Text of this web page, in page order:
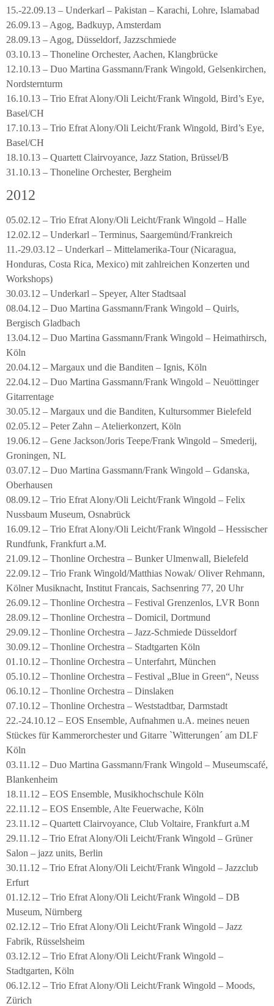
15.-22.09.13 – Underkarl – Pakistan – Karachi, Lohre, Islamabad
26.09.13 – Agog, Badkuyp, Amsterdam
28.09.13 – Agog, Düsseldorf, Jazzschmiede
03.10.13 – Thoneline Orchester, Aachen, Klangbrücke
12.10.13 – Duo Martina Gassmann/Frank Wingold, Gelsenkirchen,
Nordsternturm
16.10.13 – Trio Efrat Alony/Oli Leicht/Frank Wingold, Bird’s Eye,
Basel/CH
17.10.13 – Trio Efrat Alony/Oli Leicht/Frank Wingold, Bird’s Eye,
Basel/CH
18.10.13 – Quartett Clairvoyance, Jazz Station, Brüssel/B
31.10.13 – Thoneline Orchester, Bergheim
2012
05.02.12 – Trio Efrat Alony/Oli Leicht/Frank Wingold – Halle
12.02.12 – Underkarl – Terminus, Saargemünd/Frankreich
11.-29.03.12 – Underkarl – Mittelamerika-Tour (Nicaragua,
Honduras, Costa Rica, Mexico) mit zahlreichen Konzerten und
Workshops)
30.03.12 – Underkarl – Speyer, Alter Stadtsaal
08.04.12 – Duo Martina Gassmann/Frank Wingold – Quirls,
Bergisch Gladbach
13.04.12 – Duo Martina Gassmann/Frank Wingold – Heimathirsch,
Köln
20.04.12 – Margaux und die Banditen – Ignis, Köln
22.04.12 – Duo Martina Gassmann/Frank Wingold – Neuöttinger
Gitarrentage
30.05.12 – Margaux und die Banditen, Kultursommer Bielefeld
02.05.12 – Peter Zahn – Atelierkonzert, Köln
19.06.12 – Gene Jackson/Joris Teepe/Frank Wingold – Smederij,
Groningen, NL
03.07.12 – Duo Martina Gassmann/Frank Wingold – Gdanska,
Oberhausen
08.09.12 – Trio Efrat Alony/Oli Leicht/Frank Wingold – Felix
Nussbaum Museum, Osnabrück
16.09.12 – Trio Efrat Alony/Oli Leicht/Frank Wingold – Hessischer
Rundfunk, Frankfurt a.M.
21.09.12 – Thonline Orchestra – Bunker Ulmenwall, Bielefeld
22.09.12 – Trio Frank Wingold/Matthias Nowak/ Oliver Rehmann,
Kölner Musiknacht, Institut Francais, Sachsenring 77, 20 Uhr
26.09.12 – Thonline Orchestra – Festival Grenzenlos, LVR Bonn
28.09.12 – Thonline Orchestra – Domicil, Dortmund
29.09.12 – Thonline Orchestra – Jazz-Schmiede Düsseldorf
30.09.12 – Thonline Orchestra – Stadtgarten Köln
01.10.12 – Thonline Orchestra – Unterfahrt, München
05.10.12 – Thonline Orchestra – Festival „Blue in Green“, Neuss
06.10.12 – Thonline Orchestra – Dinslaken
07.10.12 – Thonline Orchestra – Weststadtbar, Darmstadt
22.-24.10.12 – EOS Ensemble, Aufnahmen u.A. meines neuen
Stückes für Kammerorchester und Gitarre `Witterungen´ am DLF
Köln
03.11.12 – Duo Martina Gassmann/Frank Wingold – Museumscafé,
Blankenheim
18.11.12 – EOS Ensemble, Musikhochschule Köln
22.11.12 – EOS Ensemble, Alte Feuerwache, Köln
23.11.12 – Quartett Clairvoyance, Club Voltaire, Frankfurt a.M
29.11.12 – Trio Efrat Alony/Oli Leicht/Frank Wingold – Grüner
Salon – jazz units, Berlin
30.11.12 – Trio Efrat Alony/Oli Leicht/Frank Wingold – Jazzclub
Erfurt
01.12.12 – Trio Efrat Alony/Oli Leicht/Frank Wingold – DB
Museum, Nürnberg
02.12.12 – Trio Efrat Alony/Oli Leicht/Frank Wingold – Jazz
Fabrik, Rüsselsheim
03.12.12 – Trio Efrat Alony/Oli Leicht/Frank Wingold –
Stadtgarten, Köln
06.12.12 – Trio Efrat Alony/Oli Leicht/Frank Wingold – Moods,
Zürich